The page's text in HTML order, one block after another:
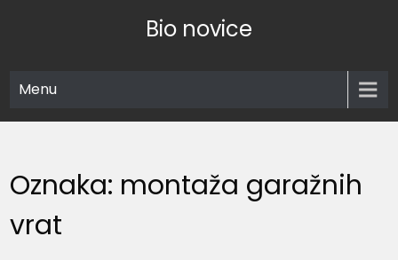
Bio novice
Menu
Oznaka: montaža garažnih
vrat